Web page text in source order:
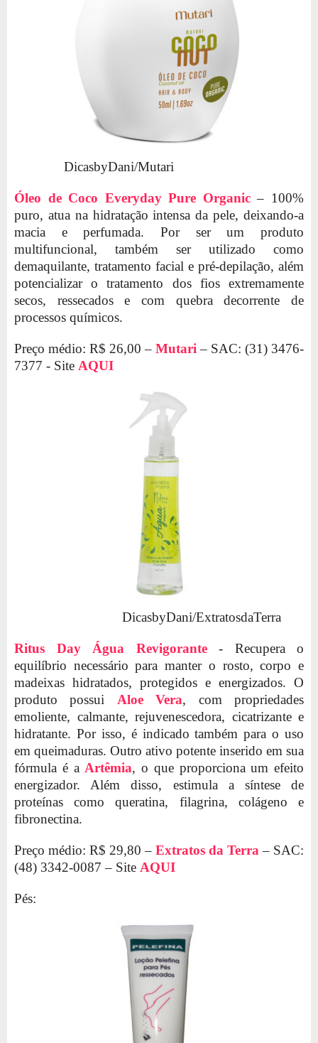
DicasbyDani/Mutari
Óleo de Coco Everyday Pure Organic– 100%
puro, atua na hidratação intensa da pele, deixando-a
macia e perfumada. Por ser um produto
multifuncional, também ser utilizado como
demaquilante, tratamento facial e pré-depilação, além
potencializar o tratamento dos fios extremamente
secos, ressecados e com quebra decorrente de
processos químicos.
Preço médio: R$ 26,00 – Mutari – SAC: (31) 3476-
7377 - Site AQUI
DicasbyDani/ExtratosdaTerra
Ritus Day Água Revigorante- Recupera o
equilíbrio necessário para manter o rosto, corpo e
madeixas hidratados, protegidos e energizados. O
produto possui Aloe Vera, com propriedades
emoliente, calmante, rejuvenescedora, cicatrizante e
hidratante. Por isso, é indicado também para o uso
em queimaduras. Outro ativo potente inserido em sua
fórmula é a Artêmia, o que proporciona um efeito
energizador. Além disso, estimula a síntese de
proteínas como queratina, filagrina, colágeno e
fibronectina.
Preço médio: R$ 29,80 – Extratos da Terra – SAC:
(48) 3342-0087 – Site AQUI
Pés: